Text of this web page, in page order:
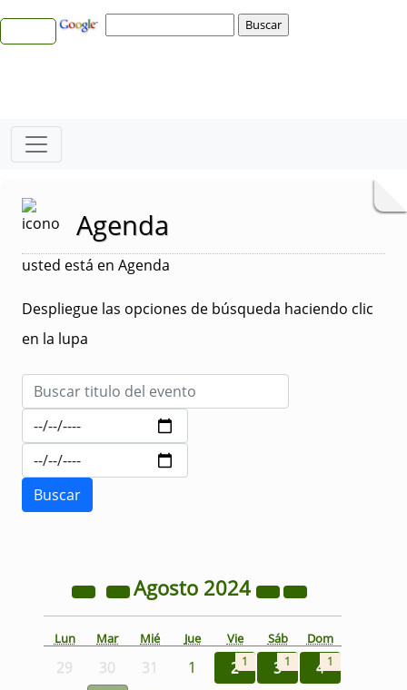
Agenda
usted está en Agenda
Despliegue las opciones de búsqueda haciendo clic
en la lupa
Agosto 2024
Lun Mar Mié Jue Vie Sáb Dom
29 30 31 1 2 1 3 1 4 1